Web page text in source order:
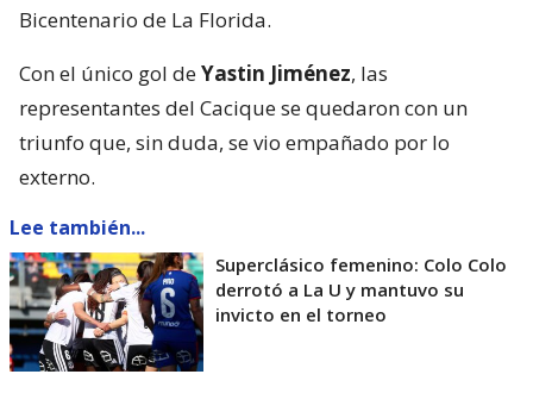
Bicentenario de La Florida.
Con el único gol deYastin Jiménez, las
representantes del Cacique se quedaron con un
triunfo que, sin duda, se vio empañado por lo
externo.
Lee también...
Superclásico femenino: Colo Colo
derrotó a La U y mantuvo su
invicto en el torneo